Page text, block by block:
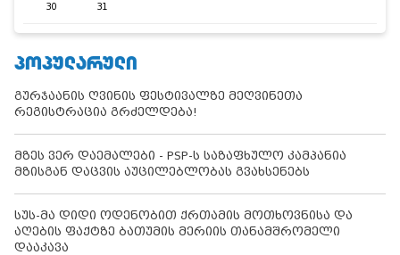
30
31
ᲞᲝᲞᲣᲚᲐᲠᲣᲚᲘ
გურჯაანის ღვინის ფესტივალზე მეღვინეთა
რეგისტრაცია გრძელდება!
მზეს ვერ დაემალები - PSP-ს საზაფხულო კამპანია
მზისგან დაცვის აუცილებლობას გვახსენებს
სუს-მა დიდი ოდენობით ქრთამის მოთხოვნისა და
აღების ფაქტზე ბათუმის მერიის თანამშრომელი
დააკავა